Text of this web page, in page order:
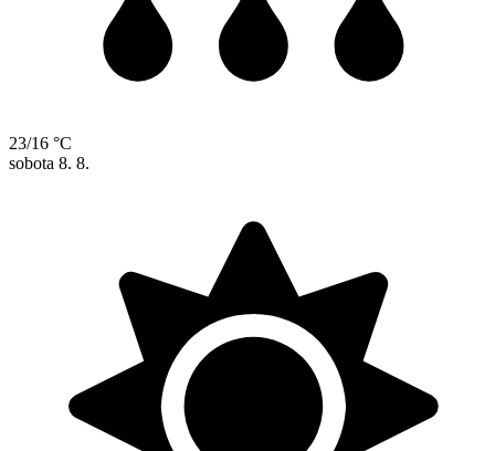
23/16 °C
sobota 8. 8.